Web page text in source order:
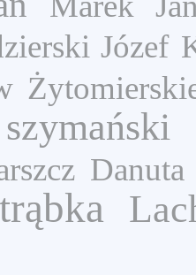
Józef
Danuta
trąbka